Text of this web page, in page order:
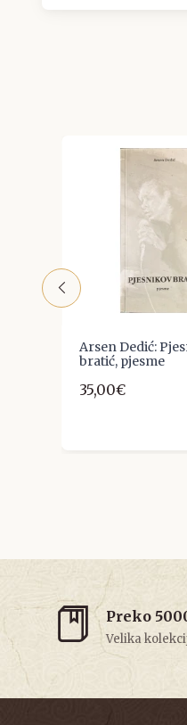
Arsen Dedić:
bratić, pjesme
35,00€
Preko
Velika